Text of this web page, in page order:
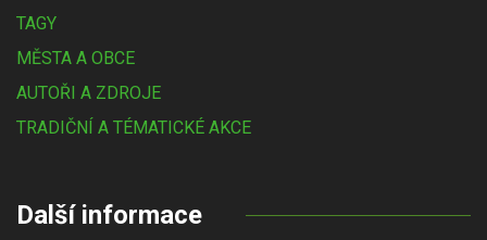
TAGY
MĚSTA A OBCE
AUTOŘI A ZDROJE
TRADIČNÍ A TÉMATICKÉ AKCE
Další informace